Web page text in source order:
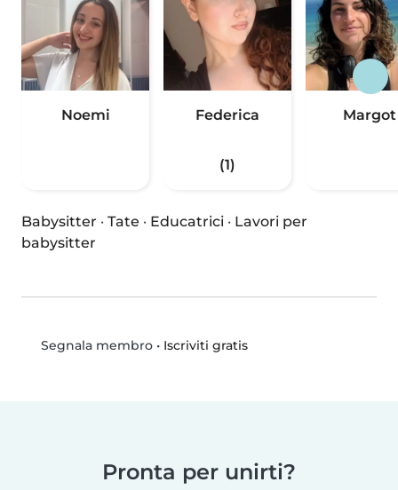
Noemi Federica
(1)
Margot
Babysitter · Tate · Educatrici · Lavori per
babysitter
Segnala membro• Iscriviti gratis
Pronta per unirti?